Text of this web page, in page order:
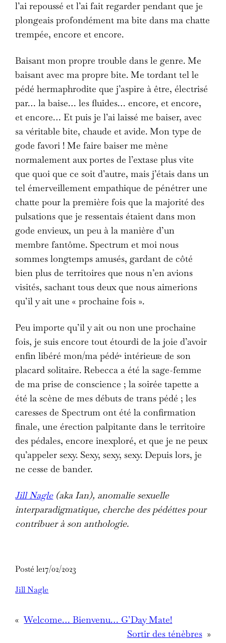
l’ai repoussé et l’ai fait regarder pendant que je
plongeais profondément ma bite dans ma chatte
trempée, encore et encore.
Baisant mon propre trouble dans le genre. Me
baisant avec ma propre bite. Me tordant tel le
pédé hermaphrodite que j’aspire à être, électrisé
par… la baise… les fluides… encore, et encore,
et encore… Et puis je l’ai laissé me baiser, avec
sa véritable bite, chaude et avide. Mon type de
gode favori ! Me faire baiser me mène
normalement aux portes de l’extase plus vite
que quoi que ce soit d’autre, mais j’étais dans un
tel émerveillement empathique de pénétrer une
chatte pour la première fois que la majorité des
pulsations que je ressentais étaient dans mon
gode envieux, un peu à la manière d’un
membre fantôme. Spectrum et moi nous
sommes longtemps amusés, gardant de côté
bien plus de territoires que nous n’en avions
visités, sachant tous deux que nous aimerions
qu’il y ait une « prochaine fois ».
Peu importe qu’il y ait ou non une prochaine
fois, je suis encore tout étourdi de la joie d’avoir
enfin libéré mon/ma pédé·e intérieur·e de son
placard solitaire. Rebecca a été la sage-femme
de ma prise de conscience ; la soirée tapette a
été la scène de mes débuts de trans pédé ; les
caresses de Spectrum ont été la confirmation
finale, une érection palpitante dans le territoire
des pédales, encore inexploré, et que je ne peux
qu’appeler sexy. Sexy, sexy, sexy. Depuis lors, je
ne cesse de bander.
Jill Nagle(aka Ian), anomalie sexuelle
interparadigmatique, cherche des pédéttes pour
contribuer à son anthologie.
Posté le17/02/2023
Jill Nagle
«
Welcome… Bienvenu… G’Day Mate!
Sortir des ténèbres »